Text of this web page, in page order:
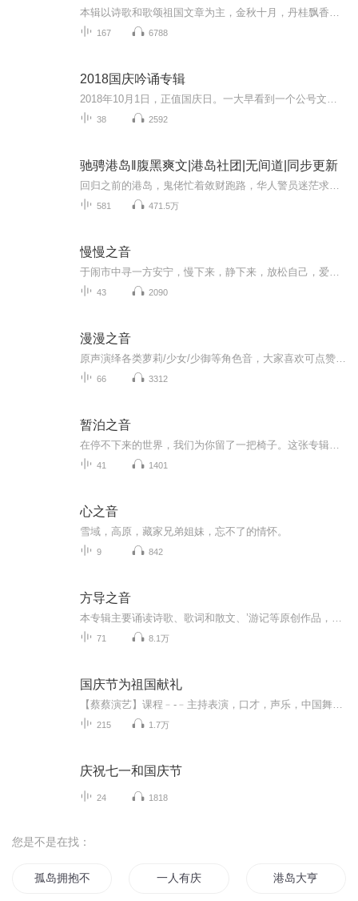
167 6788
2018国庆吟诵专辑
38 2592
驰骋港岛‖腹黑爽文|港岛社团|无间道|同步更新
581 471.5万
慢慢之音
43 2090
漫漫之音
66 3312
暂泊之音
41 1401
心之音
雪域，高原，藏家兄弟姐妹，忘不了的情怀。
9 842
方导之音
71 8.1万
国庆节为祖国献礼
215 1.7万
庆祝七一和国庆节
24 1818
您是不是在找：
孤岛拥抱不了港口 一人有庆 港岛大亨